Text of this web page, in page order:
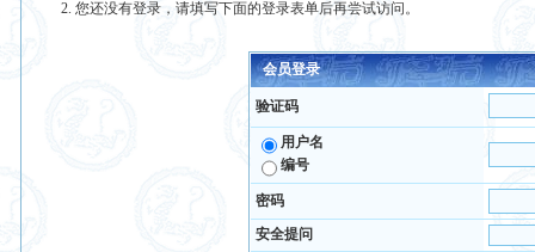
您还没有登录，请填写下面的登录表单后再尝试访问。
会员登录
验证码
用户名
编号
密码
安全提问